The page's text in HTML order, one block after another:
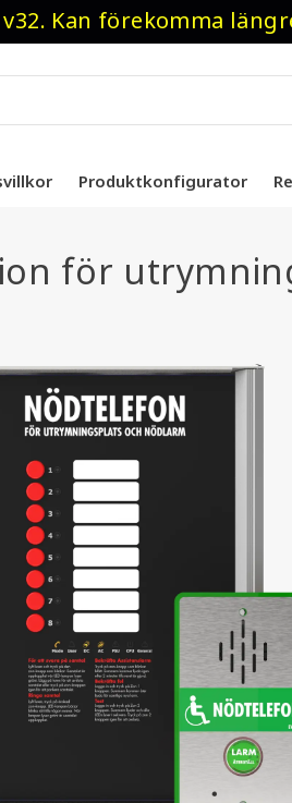
Kan förekomma
Produktkonfigurator
för